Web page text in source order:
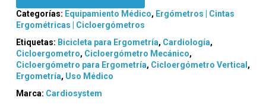
Categorías: Equipamiento Médico, Ergómetros | Cintas
Ergométricas | Cicloergómetros
Etiquetas: Bicicleta para Ergometría, Cardiología,
Cicloergometro, Cicloergómetro Mecánico,
Cicloergómetro para Ergometría, Cicloergómetro Vertical ,
Ergometría, Uso Médico
Marca: Cardiosystem